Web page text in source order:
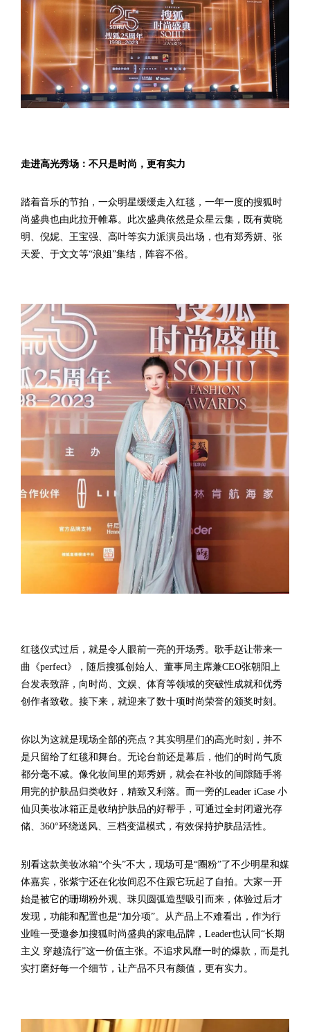
走进高光秀场：不只是时尚，更有实力
踏着音乐的节拍，一众明星缓缓走入红毯，一年一度的搜狐时
尚盛典也由此拉开帷幕。此次盛典依然是众星云集，既有黄晓
明、倪妮、王宝强、高叶等实力派演员出场，也有郑秀妍、张
天爱、于文文等“浪姐”集结，阵容不俗。
红毯仪式过后，就是令人眼前一亮的开场秀。歌手赵让带来一
曲《perfect》，随后搜狐创始人、董事局主席兼CEO张朝阳上
台发表致辞，向时尚、文娱、体育等领域的突破性成就和优秀
创作者致敬。接下来，就迎来了数十项时尚荣誉的颁奖时刻。
你以为这就是现场全部的亮点？其实明星们的高光时刻，并不
是只留给了红毯和舞台。无论台前还是幕后，他们的时尚气质
都分毫不减。像化妆间里的郑秀妍，就会在补妆的间隙随手将
用完的护肤品归类收好，精致又利落。而一旁的Leader iCase 小
仙贝美妆冰箱正是收纳护肤品的好帮手，可通过全封闭避光存
储、360°环绕送风、三档变温模式，有效保持护肤品活性。
别看这款美妆冰箱“个头”不大，现场可是“圈粉”了不少明星和媒
体嘉宾，张紫宁还在化妆间忍不住跟它玩起了自拍。大家一开
始是被它的珊瑚粉外观、珠贝圆弧造型吸引而来，体验过后才
发现，功能和配置也是“加分项”。从产品上不难看出，作为行
业唯一受邀参加搜狐时尚盛典的家电品牌，Leader也认同“长期
主义 穿越流行”这一价值主张。不追求风靡一时的爆款，而是扎
实打磨好每一个细节，让产品不只有颜值，更有实力。